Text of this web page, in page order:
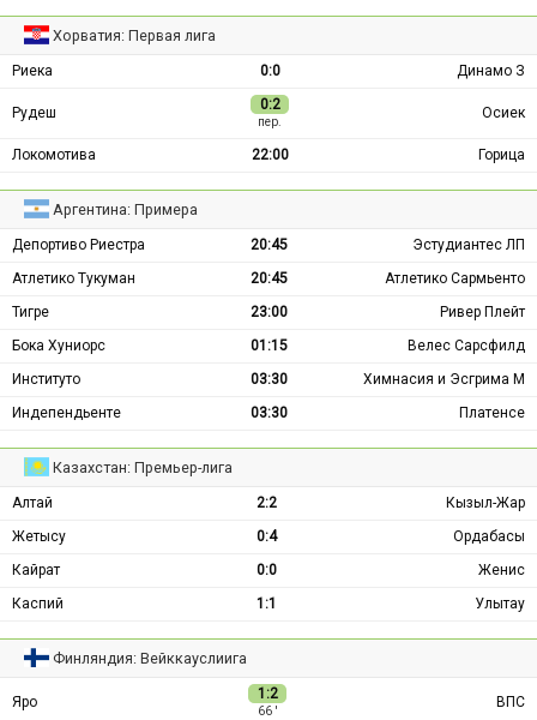
Хорватия: Первая лига
Риека 0:0 Динамо З
Рудеш 0:2
пер.
Осиек
Локомотива 22:00 Горица
Аргентина: Примера
Депортиво Риестра 20:45
Эстудиантес ЛП
Атлетико Тукуман
20:45
Атлетико Сармьенто
Тигре
23:00
Ривер Плейт
Бока Хуниорс
01:15
Велес Сарсфилд
Институто
03:30
Химнасия и Эсгрима М
Индепендьенте
03:30 Платенсе
Казахстан: Премьер-лига
Алтай 2:2
Кызыл-Жар
Жетысу
0:4
Ордабасы
Кайрат
0:0
Женис
Каспий
1:1 Улытау
Финляндия: Вейккауслиига
Яро 1:2
66 ′
ВПС